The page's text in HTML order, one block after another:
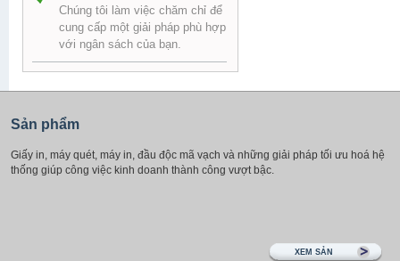
Chúng tôi làm việc chăm chỉ để
cung cấp một giải pháp phù hợp
với ngân sách của bạn.
Sản phẩm
Giấy in, máy quét, máy in, đầu độc mã vạch và những giải pháp tối ưu hoá hệ
thống giúp công việc kinh doanh thành công vượt bậc.
XEM SẢN